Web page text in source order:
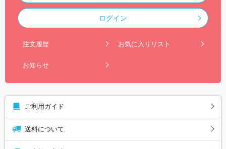
ログイン
注文履歴 お気に入りリスト
お知らせ
ご利用ガイド
送料について